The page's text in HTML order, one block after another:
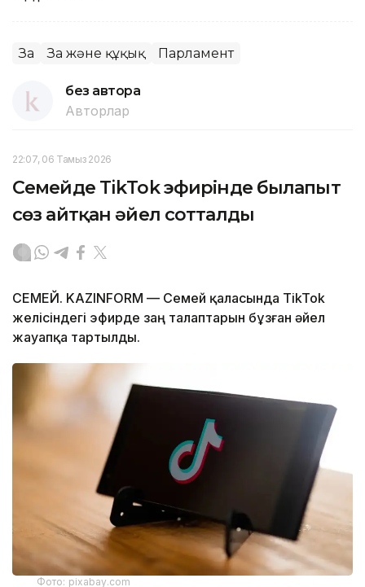
Заң Заң және құқық Парламент
без автора
Авторлар
22:07, 06 Тамыз 2026
Семейде TikTok эфирінде былапыт
сөз айтқан әйел сотталды
СЕМЕЙ. KAZINFORM — Семей қаласында TikTok
желісіндегі эфирде заң талаптарын бұзған әйел
жауапқа тартылды.
Фото: pixabay.com